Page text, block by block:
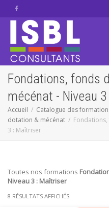
Fondations, fonds
mécénat - Niveau
Accueil Catalogue des
dotation & mécénat
3 : Maîtriser
Toutes nos formations
Niveau 3 : Maîtriser
8 RÉSULTATS AFFICHÉS